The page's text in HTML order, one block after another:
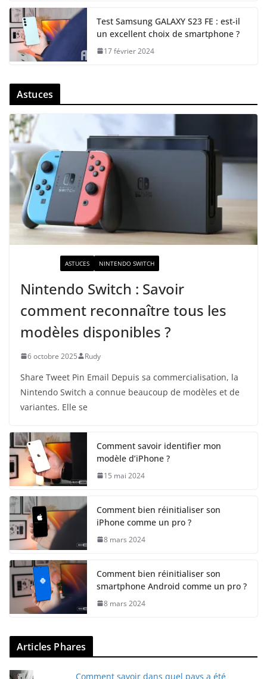
Test Samsung GALAXY S23 FE : est-il
un excellent choix de smartphone ?
17 février 2024
Astuces
ASTUCES NINTENDO SWITCH
Nintendo Switch : Savoir
comment reconnaître tous les
modèles disponibles ?
6 octobre 2025 Rudy
Share Tweet Pin Email Depuis sa commercialisation, la
Nintendo Switch a connue beaucoup de modèles et de
variantes. Elle se
Comment savoir identifier mon
modèle d’iPhone ?
15 mai 2024
Comment bien réinitialiser son
iPhone comme un pro ?
8 mars 2024
Comment bien réinitialiser son
smartphone Android comme un pro ?
8 mars 2024
Articles Phares
Comment savoir dans quel pays a été